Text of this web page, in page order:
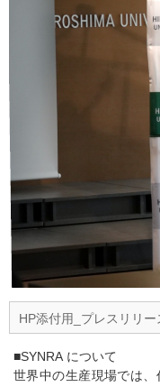
HP添付用_プレスリリー
■SYNRA について
世界中の生産現場では